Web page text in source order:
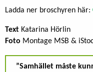
Ladda ner broschyren här:
Text Katarina Hörlin
Foto Montage MSB &
”Samhället måste